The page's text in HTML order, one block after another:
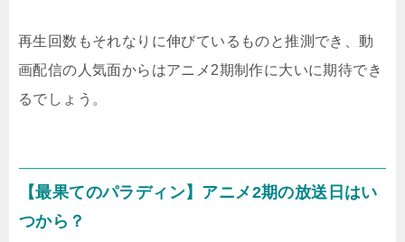
再生回数もそれなりに伸びているものと推測でき、動
画配信の人気面からはアニメ2期制作に大いに期待でき
るでしょう。
【最果てのパラディン】アニメ2期の放送日はい
つから？